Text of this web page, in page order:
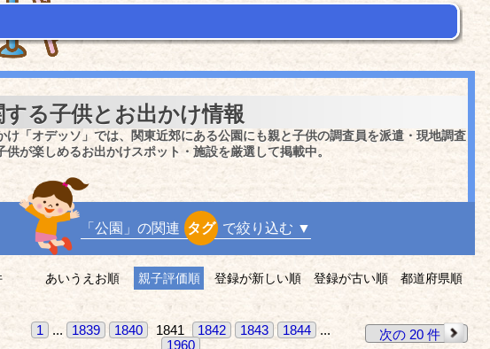
る子供とお出かけ情報
け「オデッソ」では、関東近郊にある公園にも親と子供の調査員を派遣・現地調査
供が楽しめるお出かけスポット・施設を厳選して掲載中。
「公園」の関連 タグ で絞り込む ▼
あいうえお順 親子評価順 登録が新しい順 登録が古い順 都道府県順
1 ... 1839 1840 1841 1842 1843 1844
...
1960
次の 20 件